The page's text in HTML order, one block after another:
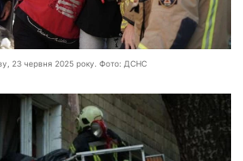
23 червня 2025 року. Фото: ДСНС